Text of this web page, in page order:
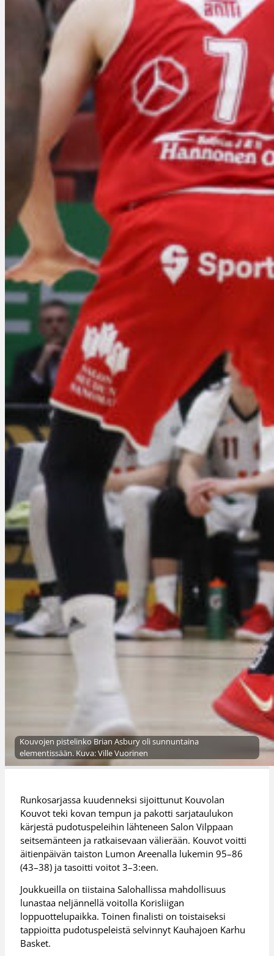
Kouvojen pistelinko Brian Asbury oli sunnuntaina
elementissään. Kuva: Ville Vuorinen
Runkosarjassa kuudenneksi sijoittunut Kouvolan
Kouvot teki kovan tempun ja pakotti sarjataulukon
kärjestä pudotuspeleihin lähteneen Salon Vilppaan
seitsemänteen ja ratkaisevaan välierään. Kouvot voitti
äitienpäivän taiston Lumon Areenalla lukemin 95–86
(43–38) ja tasoitti voitot 3–3:een.
Joukkueilla on tiistaina Salohallissa mahdollisuus
lunastaa neljännellä voitolla Korisliigan
loppuottelupaikka. Toinen finalisti on toistaiseksi
tappioitta pudotuspeleistä selvinnyt Kauhajoen Karhu
Basket.